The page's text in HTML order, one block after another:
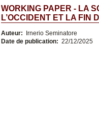
WORKING PAPER - LA
L’OCCIDENT ET LA FIN
Auteur:
Irnerio Seminatore
Date de publication: 22/12/2025